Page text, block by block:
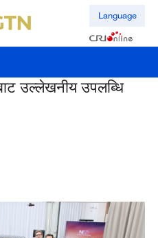
Language
उल्लेखनीय उपलब्धि